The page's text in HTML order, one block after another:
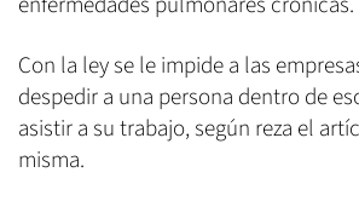
Con la ley se le impide a las
despedir a una persona dentro de
asistir a su trabajo, según reza el
misma.